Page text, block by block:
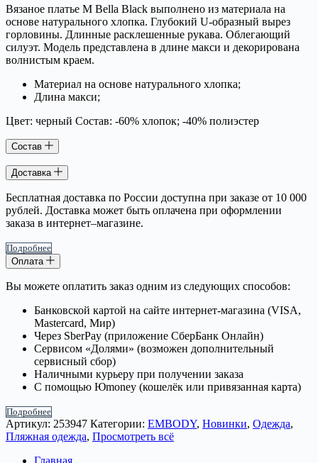
Вязаное платье M Bella Black выполнено из материала на
основе натурального хлопка. Глубокий U-образный вырез
горловины. Длинные расклешенные рукава. Облегающий
силуэт. Модель представлена в длине макси и декорирована
волнистым краем.
Материал на основе натурального хлопка;
Длина макси;
Цвет: черный Состав: -60% хлопок; -40% полиэстер
Состав
Доставка
Бесплатная доставка по России доступна при заказе от 10 000
рублей. Доставка может быть оплачена при оформлении
заказа в интернет–магазине.
Подробнее
Оплата
Вы можете оплатить заказ одним из следующих способов:
Банковской картой на сайте интернет-магазина (VISA,
Mastercard, Мир)
Через SberPay (приложение СберБанк Онлайн)
Сервисом «Долями» (возможен дополнительный
сервисный сбор)
Наличными курьеру при получении заказа
С помощью Юmoney (кошелёк или привязанная карта)
Подробнее
Артикул: 253947 Категории: EMBODY, Новинки, Одежда,
Пляжная одежда, Просмотреть всё
Главная